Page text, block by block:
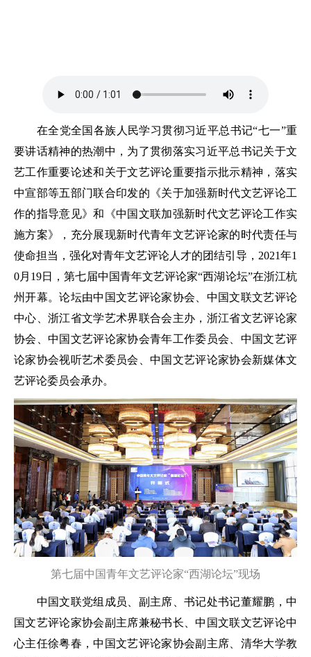
在全党全国各族人民学习贯彻习近平总书记“七一”重
要讲话精神的热潮中，为了贯彻落实习近平总书记关于文
艺工作重要论述和关于文艺评论重要指示批示精神，落实
中宣部等五部门联合印发的《关于加强新时代文艺评论工
作的指导意见》和《中国文联加强新时代文艺评论工作实
施方案》，充分展现新时代青年文艺评论家的时代责任与
使命担当，强化对青年文艺评论人才的团结引导，2021年1
0月19日，第七届中国青年文艺评论家“西湖论坛”在浙江杭
州开幕。论坛由中国文艺评论家协会、中国文联文艺评论
中心、浙江省文学艺术界联合会主办，浙江省文艺评论家
协会、中国文艺评论家协会青年工作委员会、中国文艺评
论家协会视听艺术委员会、中国文艺评论家协会新媒体文
艺评论委员会承办。
第七届中国青年文艺评论家“西湖论坛”现场
中国文联党组成员、副主席、书记处书记董耀鹏，中
国文艺评论家协会副主席兼秘书长、中国文联文艺评论中
心主任徐粤春，中国文艺评论家协会副主席、清华大学教